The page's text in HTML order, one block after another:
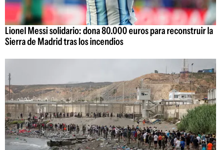
Lionel Messi solidario: dona 80.000 euros para reconstruir la
Sierra de Madrid tras los incendios